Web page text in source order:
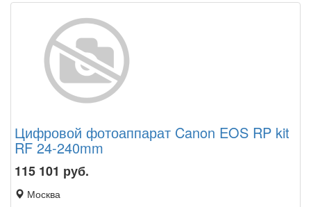
Цифровой фотоаппарат Canon EOS RP kit
RF 24-240mm
115 101 руб.
Москва